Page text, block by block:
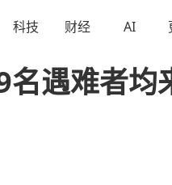
科技 财经 AI
名遇难者均